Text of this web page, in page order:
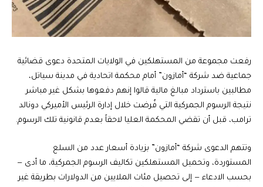
رفعت مجموعة من المستهلكين في الولايات المتحدة دعوى قضائية
جماعية ضد شركة “أمازون” أمام محكمة اتحادية في مدينة سياتل،
مطالبين باسترداد مبالغ مالية قالوا إنهم دفعوها بشكل غير مباشر
نتيجة الرسوم الجمركية التي فُرضت خلال إدارة الرئيس الأميركي دونالد
ترامب، قبل أن تقضي المحكمة العليا لاحقاً بعدم قانونية تلك الرسوم.
وتتهم الدعوى شركة “أمازون” بزيادة أسعار عدد من السلع
المستوردة، وتحميل المستهلكين تكاليف الرسوم الجمركية، ما أدى —
بحسب الادعاء — إلى تحصيل مئات الملايين من الدولارات بطريقة غير